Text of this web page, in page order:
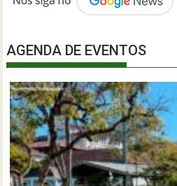
AGENDA DE EVENTOS